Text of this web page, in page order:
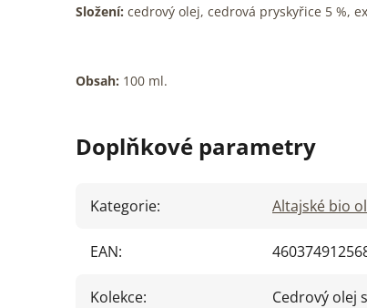
Složení: cedrový olej, cedrová pryskyřice 5 %,
Obsah: 100 ml.
Doplňkové parametry
Kategorie: Altajské bio
EAN:
Kolekce: Cedrový olej